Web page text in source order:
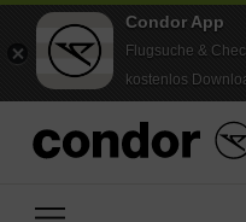
Condor App
Flugsuche &
kostenlos